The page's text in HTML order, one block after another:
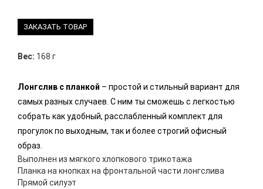
ЗАКАЗАТЬ ТОВАР
Вес: 168 г
Лонгслив с планкой – простой и стильный вариант для
самых разных случаев. С ним ты сможешь с легкостью
собрать как удобный, расслабленный комплект для
прогулок по выходным, так и более строгий офисный
образ.
Выполнен из мягкого хлопкового трикотажа
Планка на кнопках на фронтальной части лонгслива
Прямой силуэт